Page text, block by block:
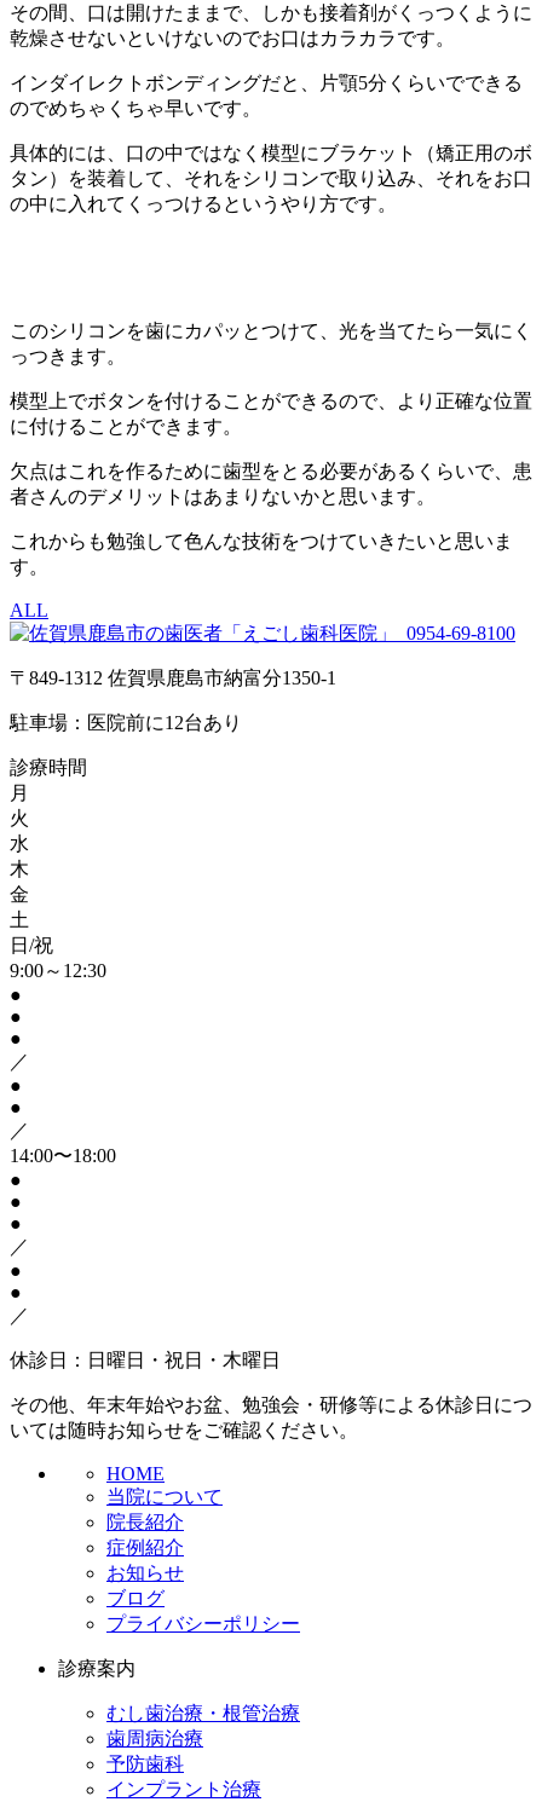
その間、口は開けたままで、しかも接着剤がくっつくように
乾燥させないといけないのでお口はカラカラです。
インダイレクトボンディングだと、片顎5分くらいでできる
のでめちゃくちゃ早いです。
具体的には、口の中ではなく模型にブラケット（矯正用のボ
タン）を装着して、それをシリコンで取り込み、それをお口
の中に入れてくっつけるというやり方です。
このシリコンを歯にカパッとつけて、光を当てたら一気にく
っつきます。
模型上でボタンを付けることができるので、より正確な位置
に付けることができます。
欠点はこれを作るために歯型をとる必要があるくらいで、患
者さんのデメリットはあまりないかと思います。
これからも勉強して色んな技術をつけていきたいと思いま
す。
ALL
0954-69-8100
〒849-1312 佐賀県鹿島市納富分1350-1
駐車場：医院前に12台あり
診療時間
月
火
水
木
金
土
日/祝
9:00～12:30
●
●
●
／
●
●
／
14:00〜18:00
●
●
●
／
●
●
／
休診日：日曜日・祝日・木曜日
その他、年末年始やお盆、勉強会・研修等による休診日につ
いては随時お知らせをご確認ください。
HOME
当院について
院長紹介
症例紹介
お知らせ
ブログ
プライバシーポリシー
診療案内
むし歯治療・根管治療
歯周病治療
予防歯科
インプラント治療